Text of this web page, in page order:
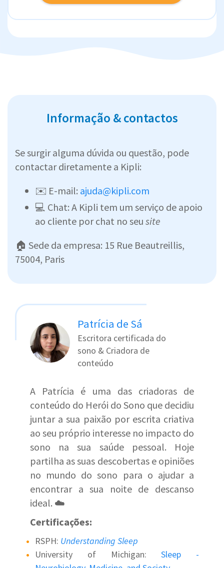
Informação & contactos
Se surgir alguma dúvida ou questão, pode
contactar diretamente a Kipli:
✉️ E-mail: ajuda@kipli.com
💻 Chat: A Kipli tem um serviço de apoio
ao cliente por chat no seu site
🏠 Sede da empresa: 15 Rue Beautreillis,
75004, Paris
Patrícia de Sá
Escritora certificada do
sono & Criadora de
conteúdo
A Patrícia é uma das criadoras de
conteúdo do Herói do Sono que decidiu
juntar a sua paixão por escrita criativa
ao seu próprio interesse no impacto do
sono na sua saúde pessoal. Hoje
partilha as suas descobertas e opiniões
no mundo do sono para o ajudar a
encontrar a sua noite de descanso
ideal. ☁️
Certificações:
RSPH: Understanding Sleep
University of Michigan:Sleep -